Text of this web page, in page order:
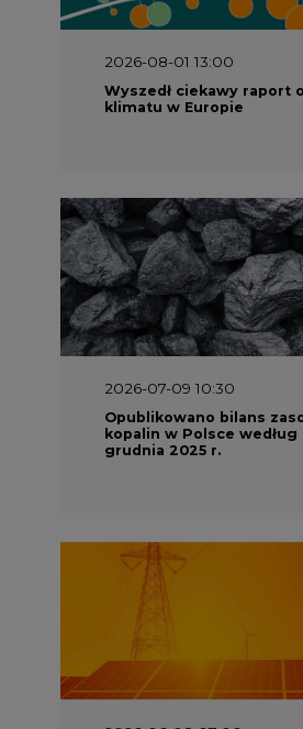
2026-07-09 10:30
Opublikowano bilans
kopalin w Polsce według
grudnia 2025 r.
2026-06-08 07:00
Wyszedł raport
taniej. Ciepłownictwo na
KSE"